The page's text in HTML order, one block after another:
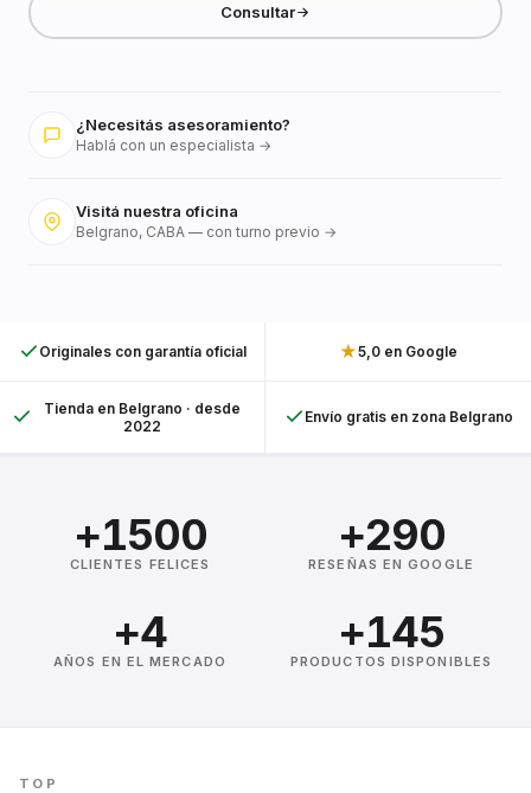
Consultar
¿Necesitás asesoramiento?
Hablá con un especialista →
Visitá nuestra oficina
Belgrano, CABA — con turno previo →
Originales con garantía oficial ★5,0 en Google
Tienda en Belgrano · desde
2022
Envío gratis en zona Belgrano
+1500
CLIENTES FELICES
+290
RESEÑAS EN GOOGLE
+4
AÑOS EN EL MERCADO
+145
PRODUCTOS DISPONIBLES
TOP